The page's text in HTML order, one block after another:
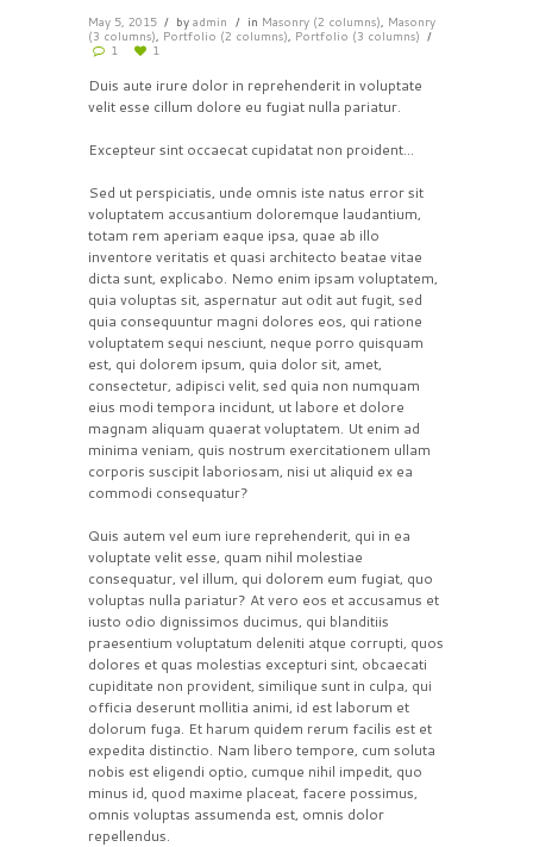
May 5, 2015 byadmin in Masonry (2 columns), Masonry
(3 columns), Portfolio (2 columns), Portfolio (3 columns)
1
1
Duis aute irure dolor in reprehenderit in voluptate
velit esse cillum dolore eu fugiat nulla pariatur.
Excepteur sint occaecat cupidatat non proident…
Sed ut perspiciatis, unde omnis iste natus error sit
voluptatem accusantium doloremque laudantium,
totam rem aperiam eaque ipsa, quae ab illo
inventore veritatis et quasi architecto beatae vitae
dicta sunt, explicabo. Nemo enim ipsam voluptatem,
quia voluptas sit, aspernatur aut odit aut fugit, sed
quia consequuntur magni dolores eos, qui ratione
voluptatem sequi nesciunt, neque porro quisquam
est, qui dolorem ipsum, quia dolor sit, amet,
consectetur, adipisci velit, sed quia non numquam
eius modi tempora incidunt, ut labore et dolore
magnam aliquam quaerat voluptatem. Ut enim ad
minima veniam, quis nostrum exercitationem ullam
corporis suscipit laboriosam, nisi ut aliquid ex ea
commodi consequatur?
Quis autem vel eum iure reprehenderit, qui in ea
voluptate velit esse, quam nihil molestiae
consequatur, vel illum, qui dolorem eum fugiat, quo
voluptas nulla pariatur? At vero eos et accusamus et
iusto odio dignissimos ducimus, qui blanditiis
praesentium voluptatum deleniti atque corrupti, quos
dolores et quas molestias excepturi sint, obcaecati
cupiditate non provident, similique sunt in culpa, qui
officia deserunt mollitia animi, id est laborum et
dolorum fuga. Et harum quidem rerum facilis est et
expedita distinctio. Nam libero tempore, cum soluta
nobis est eligendi optio, cumque nihil impedit, quo
minus id, quod maxime placeat, facere possimus,
omnis voluptas assumenda est, omnis dolor
repellendus.